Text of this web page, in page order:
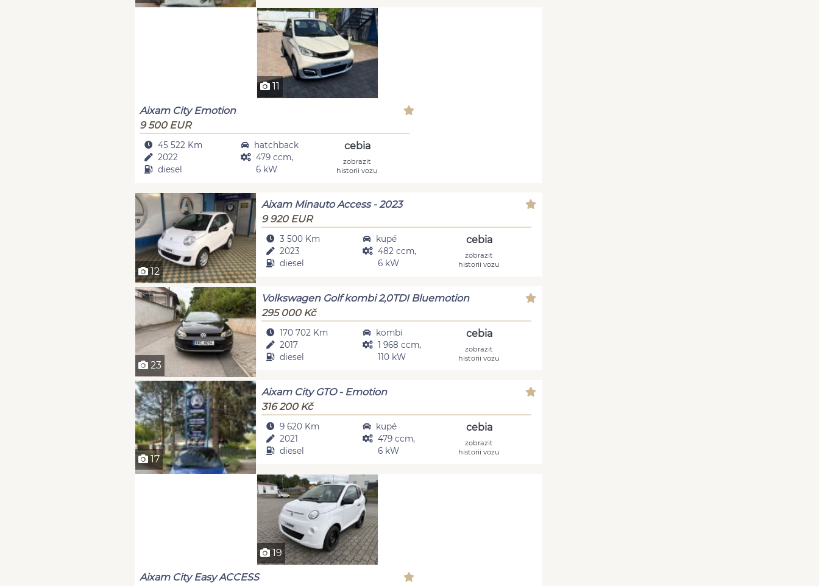
11
Aixam City Emotion
9 500 EUR
45 522 Km
2022
diesel
hatchback
479 ccm,
6 kW
cebia
zobrazit
historii vozu
12
Aixam Minauto Access - 2023
9 920 EUR
3 500 Km
2023
diesel
kupé
482 ccm,
6 kW
cebia
zobrazit
historii vozu
23
Volkswagen Golf kombi 2,0TDI Bluemotion
295 000 Kč
170 702 Km
2017
diesel
kombi
1 968 ccm,
110 kW
cebia
zobrazit
historii vozu
17
Aixam City GTO - Emotion
316 200 Kč
9 620 Km
2021
diesel
kupé
479 ccm,
6 kW
cebia
zobrazit
historii vozu
19
Aixam City Easy ACCESS